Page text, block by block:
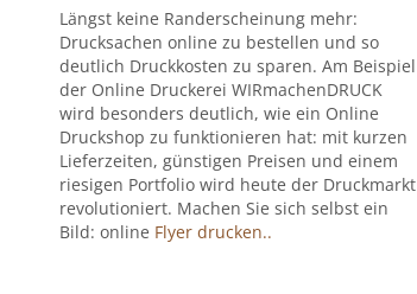
Längst keine Randerscheinung mehr:
Drucksachen online zu bestellen und so
deutlich Druckkosten zu sparen. Am Beispiel
der Online Druckerei WIRmachenDRUCK
wird besonders deutlich, wie ein Online
Druckshop zu funktionieren hat: mit kurzen
Lieferzeiten, günstigen Preisen und einem
riesigen Portfolio wird heute der Druckmarkt
revolutioniert. Machen Sie sich selbst ein
Bild: online Flyer drucken..